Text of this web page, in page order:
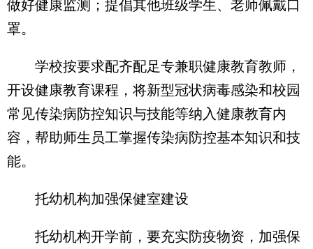
做好健康监测；提倡其他班级学生、老师佩戴口
罩。
学校按要求配齐配足专兼职健康教育教师，
开设健康教育课程，将新型冠状病毒感染和校园
常见传染病防控知识与技能等纳入健康教育内
容，帮助师生员工掌握传染病防控基本知识和技
能。
托幼机构加强保健室建设
托幼机构开学前，要充实防疫物资，加强保